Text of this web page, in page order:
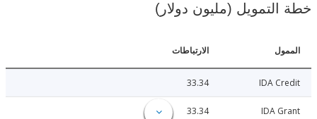
(مليون دولار)
الارتباطات
IDA
IDA